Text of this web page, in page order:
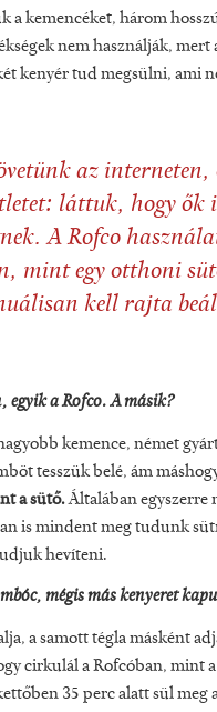
a kemencéket, három
nem használják, mert
kenyér tud megsülni, ami
az
láttuk, hogy ők
A Rofco
mint egy otthoni
kell rajta
egyik a Rofco. A másik?
kemence, német
tesszük belé, ám
a sütő.Általában egyszerre
is mindent meg tudunk
hevíteni.
mégis más kenyeret
a samott tégla másként
cirkulál a Rofcóban, mint
35 perc alatt sül meg